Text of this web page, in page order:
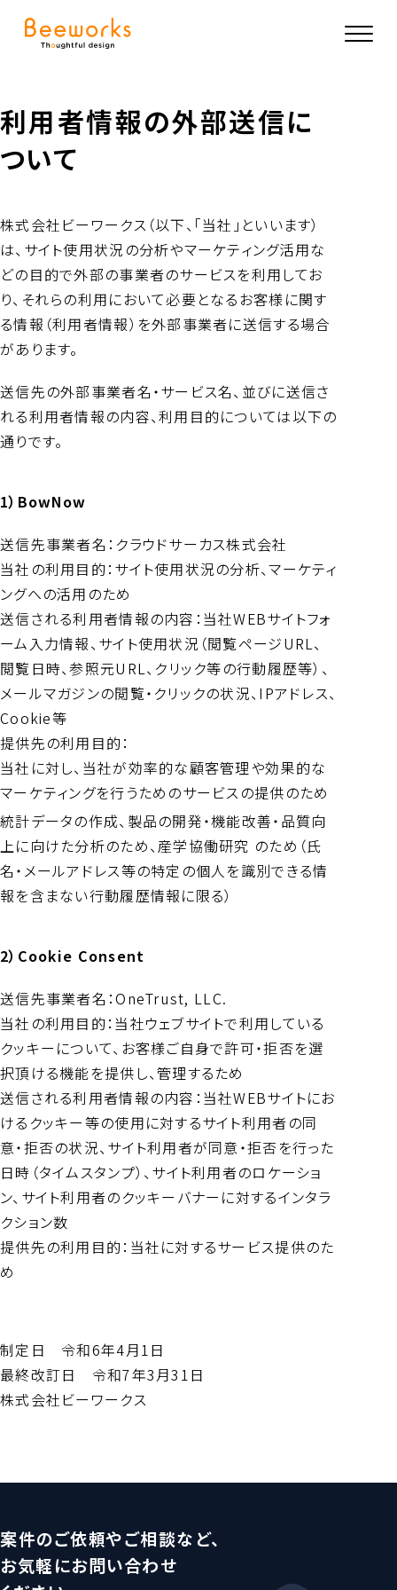
利用者情報の外部送信に
ついて
株式会社ビーワークス（以下、「当社」といいます）
は、サイト使用状況の分析やマーケティング活用な
どの目的で外部の事業者のサービスを利用してお
り、それらの利用において必要となるお客様に関す
る情報（利用者情報）を外部事業者に送信する場合
があります。
送信先の外部事業者名・サービス名、並びに送信さ
れる利用者情報の内容、利用目的については以下の
通りです。
1）BowNow
送信先事業者名：クラウドサーカス株式会社
当社の利用目的：サイト使用状況の分析、マーケティ
ングへの活用のため
送信される利用者情報の内容：当社WEBサイトフォ
ーム入力情報、サイト使用状況（閲覧ページURL、
閲覧日時、参照元URL、クリック等の行動履歴等）、
メールマガジンの閲覧・クリックの状況、IPアドレス、
Cookie等
提供先の利用目的：
当社に対し、当社が効率的な顧客管理や効果的な
マーケティングを行うためのサービスの提供のため
統計データの作成、製品の開発・機能改善・品質向
上に向けた分析のため、産学協働研究 のため（氏
名・メールアドレス等の特定の個人を識別できる情
報を含まない行動履歴情報に限る）
2）Cookie Consent
送信先事業者名：OneTrust, LLC.
当社の利用目的：当社ウェブサイトで利用している
クッキーについて、お客様ご自身で許可・拒否を選
択頂ける機能を提供し、管理するため
送信される利用者情報の内容：当社WEBサイトにお
けるクッキー等の使用に対するサイト利用者の同
意・拒否の状況、サイト利用者が同意・拒否を行った
日時（タイムスタンプ）、サイト利用者のロケーショ
ン、サイト利用者のクッキーバナーに対するインタラ
クション数
提供先の利用目的：当社に対するサービス提供のた
め
制定日 令和6年4月1日
最終改訂日 令和7年3月31日
株式会社ビーワークス
案件のご依頼やご相談など、
お気軽にお問い合わせ